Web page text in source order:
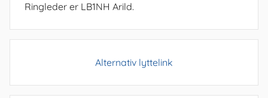
Ringleder er LB1NH Arild.
Alternativ lyttelink